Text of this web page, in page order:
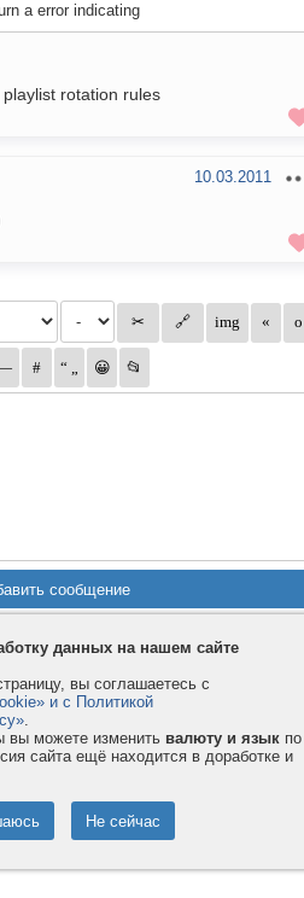
a error indicating
playlist rotation rules
10.03.2011
Privacy и Cookie
Помощь
- Все права защищены.
данных на нашем сайте
вы соглашаетесь с
и с Политикой
.
вы можете изменить валюту и язык по
сайта ещё находится в доработке и